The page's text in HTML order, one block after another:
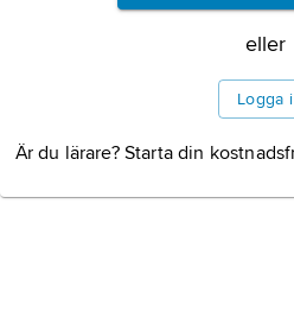
eller
Logga
Är du lärare? Starta din